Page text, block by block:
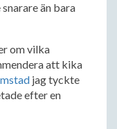
än bara
om vilka
att kika
jag tyckte
efter en